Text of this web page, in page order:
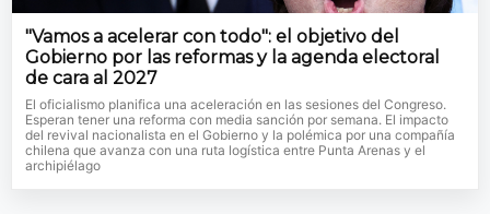
"Vamos a acelerar con todo": el objetivo del
Gobierno por las reformas y la agenda electoral
de cara al 2027
El oficialismo planifica una aceleración en las sesiones del Congreso.
Esperan tener una reforma con media sanción por semana. El impacto
del revival nacionalista en el Gobierno y la polémica por una compañía
chilena que avanza con una ruta logística entre Punta Arenas y el
archipiélago